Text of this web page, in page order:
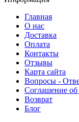
Главная
О нас
Доставка
Оплата
Контакты
Отзывы
Карта сайта
Вопросы -
Соглашение
Возврат
Блог